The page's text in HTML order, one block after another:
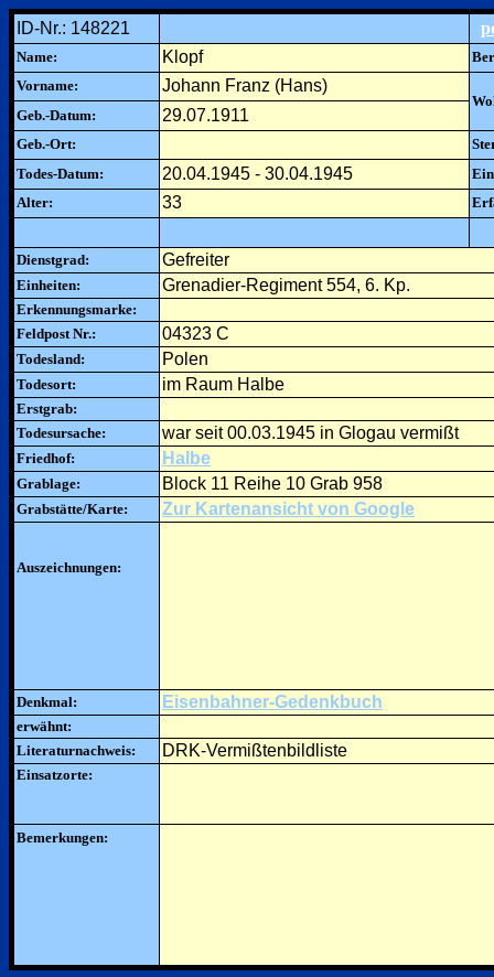
ID-Nr.: 148221
Name: Klopf
Vorname:
Johann Franz (Hans)
Geb.-Datum:
29.07.1911
Geb.-Ort:
Todes-Datum:
20.04.1945 - 30.04.1945
Alter:
33
Dienstgrad: Gefreiter
Einheiten: Grenadier-Regiment 554, 6. Kp.
Erkennungsmarke:
Feldpost Nr.:
04323 C
Todesland: Polen
Todesort: im Raum Halbe
Erstgrab:
Todesursache:
war seit 00.03.1945 in Glogau vermißt
Friedhof: Halbe
Grablage: Block 11 Reihe 10 Grab 958
Grabstätte/Karte: Zur Kartenansicht von Google
Auszeichnungen:
Denkmal: Eisenbahner-Gedenkbuch
erwähnt:
Literaturnachweis:
DRK-Vermißtenbildliste
Einsatzorte:
Bemerkungen: